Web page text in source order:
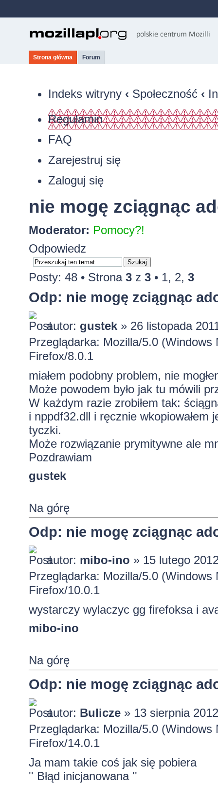
Strona główna Forum
Indeks witryny ‹ Społeczność ‹
Regulamin
FAQ
Zarejestruj się
Zaloguj się
nie mogę zciągnąc
Moderator: Pomocy?!
Odpowiedz
Posty: 48 • Strona 3z 3• 1, 2, 3
Odp: nie mogę zciągnąc
autor: gustek» 26 listopada
Przeglądarka: Mozilla/5.0
Firefox/8.0.1
miałem podobny problem, nie
Może powodem było jak tu mówili
W każdym razie zrobiłem tak:
i nppdf32.dll i ręcznie
tyczki.
Może rozwiązanie prymitywne ale
Pozdrawiam
gustek
Na górę
Odp: nie mogę zciągnąc
autor: mibo-ino » 15 lutego
Przeglądarka: Mozilla/5.0
Firefox/10.0.1
wystarczy wylaczyc gg firefoksa i
mibo-ino
Na górę
Odp: nie mogę zciągnąc
autor: Bulicze» 13 sierpnia
Przeglądarka: Mozilla/5.0
Firefox/14.0.1
Ja mam takie coś jak się pobiera
'' Błąd inicjanowana ''